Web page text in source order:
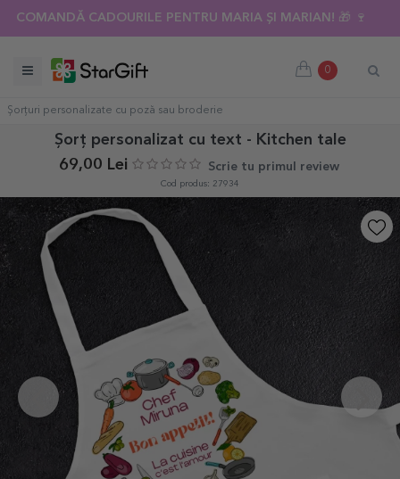
COMANDĂ CADOURILE PENTRU MARIA ȘI MARIAN! 🎁 🍷
0
Șorțuri personalizate cu poză sau broderie
Șorț personalizat cu text - Kitchen tale
69,00 Lei
Scrie tu primul review
Cod produs: 27934